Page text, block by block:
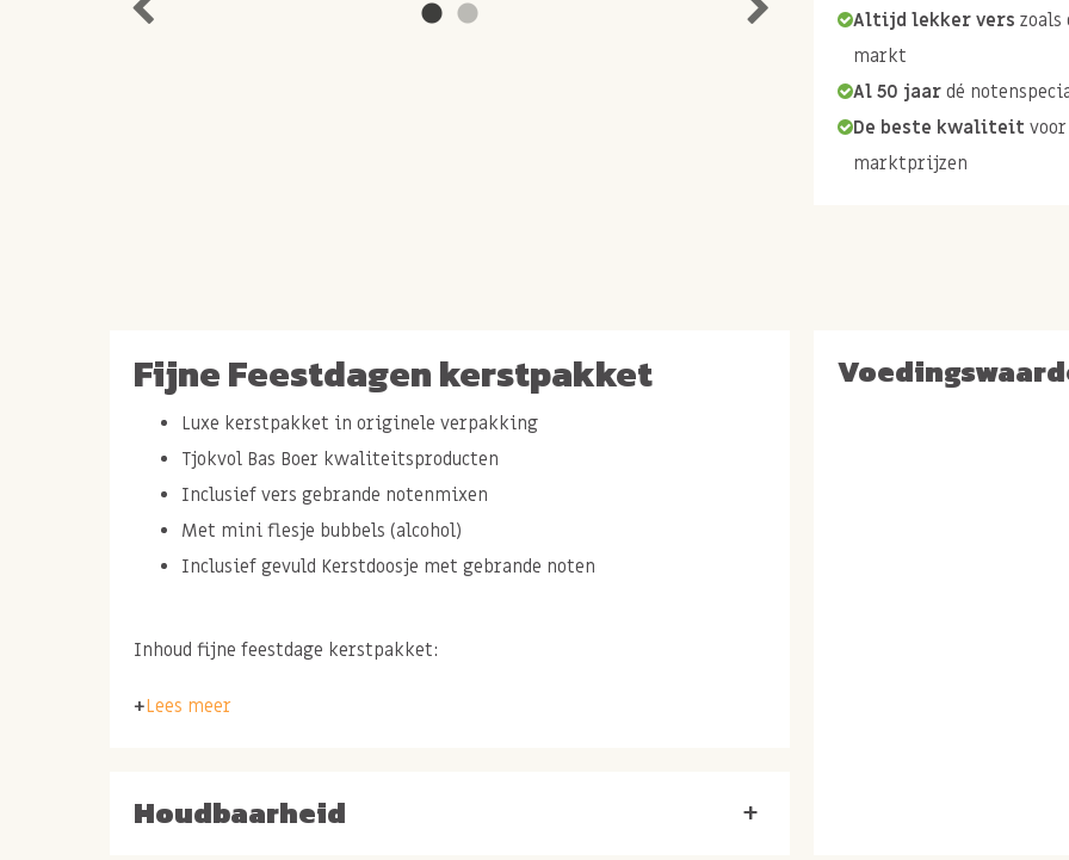
Altijd lekker vers zoals
markt
Al 50 jaar dé
De beste kwaliteit voor
marktprijzen
Fijne Feestdagen kerstpakket
Luxe kerstpakket in originele verpakking
Tjokvol Bas Boer kwaliteitsproducten
Inclusief vers gebrande notenmixen
Met mini flesje bubbels (alcohol)
Inclusief gevuld Kerstdoosje met gebrande noten
Inhoud fijne feestdage kerstpakket:
Flesje bubbels Bottega gold (met alcohol)
Bas Boer notenmix gebrand & gekruid
Lees meer
Houdbaarheid +